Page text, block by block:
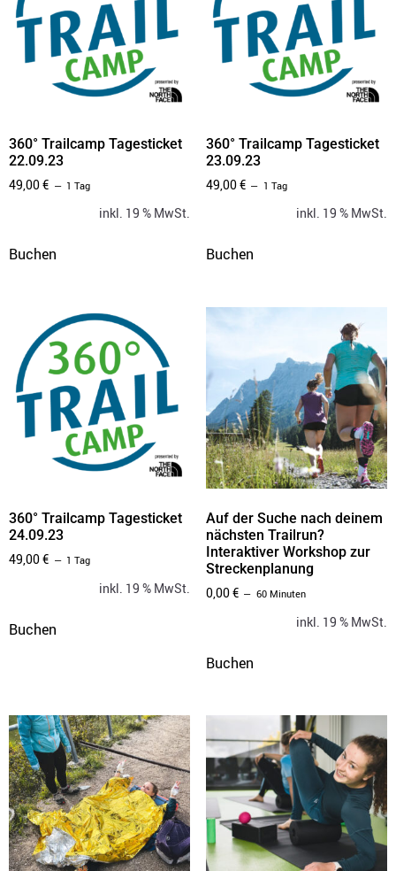
360° Trailcamp Tagesticket
22.09.23
49,00€ 1 Tag
inkl. 19 % MwSt.
Buchen
360° Trailcamp Tagesticket
23.09.23
49,00€ 1 Tag
inkl. 19 % MwSt.
Buchen
360° Trailcamp Tagesticket
24.09.23
49,00€ 1 Tag
inkl. 19 % MwSt.
Buchen
Auf der Suche nach deinem
nächsten Trailrun?
Interaktiver Workshop zur
Streckenplanung
0,00€ 60 Minuten
inkl. 19 % MwSt.
Buchen